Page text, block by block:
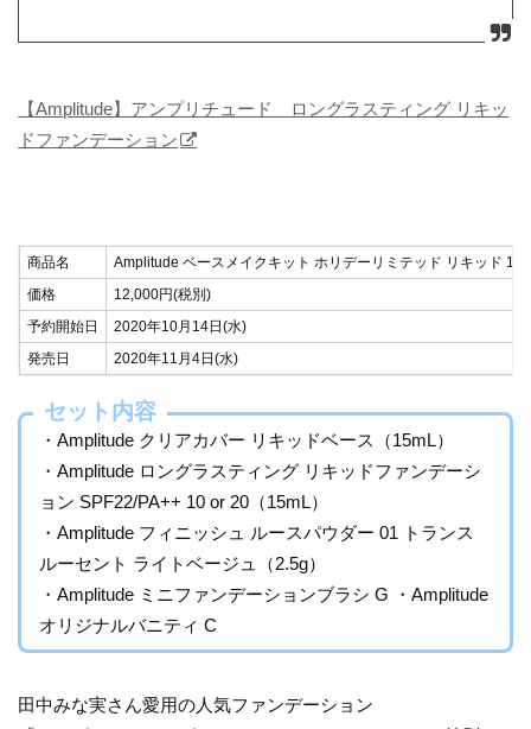
【Amplitude】アンプリチュード ロングラスティング リキッ
ドファンデーション
商品名
Amplitude ベースメイクキット ホリデーリミテッド リキッド 10
価格
12,000円(税別)
予約開始日
2020年10月14日(水)
発売日
2020年11月4日(水)
セット内容
・Amplitude クリアカバー リキッドベース（15mL）
・Amplitude ロングラスティング リキッドファンデーシ
ョン SPF22/PA++ 10 or 20（15mL）
・Amplitude フィニッシュ ルースパウダー 01 トランス
ルーセント ライトベージュ（2.5g）
・Amplitude ミニファンデーションブラシ G ・Amplitude
オリジナルバニティ C
田中みな実さん愛用の人気ファンデーション